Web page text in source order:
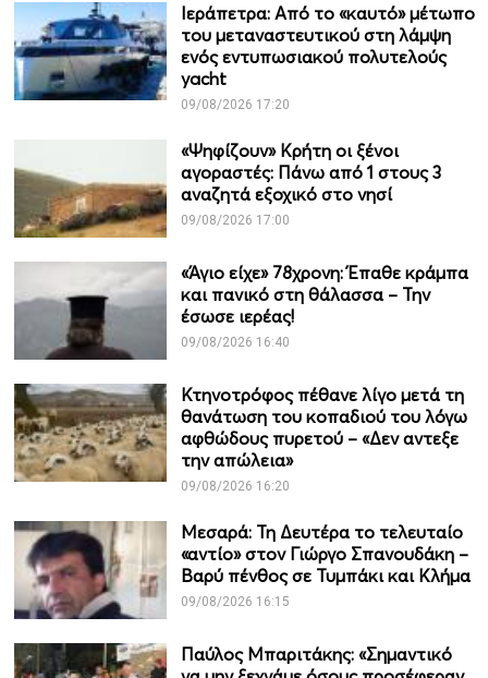
Ιεράπετρα: Από το «καυτό» μέτωπο
του μεταναστευτικού στη λάμψη
ενός εντυπωσιακού πολυτελούς
yacht
09/08/2026 17:20
«Ψηφίζουν» Κρήτη οι ξένοι
αγοραστές: Πάνω από 1 στους 3
αναζητά εξοχικό στο νησί
09/08/2026 17:00
«Άγιο είχε» 78χρονη: Έπαθε κράμπα
και πανικό στη θάλασσα – Την
έσωσε ιερέας!
09/08/2026 16:40
Κτηνοτρόφος πέθανε λίγο μετά τη
θανάτωση του κοπαδιού του λόγω
αφθώδους πυρετού – «Δεν αντεξε
την απώλεια»
09/08/2026 16:20
Μεσαρά: Τη Δευτέρα το τελευταίο
«αντίο» στον Γιώργο Σπανουδάκη –
Βαρύ πένθος σε Τυμπάκι και Κλήμα
09/08/2026 16:15
Παύλος Μπαριτάκης: «Σημαντικό